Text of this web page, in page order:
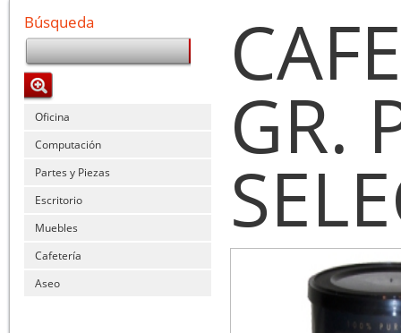
Búsqueda
Oficina
Computación
Partes y Piezas
Escritorio
Muebles
Cafetería
Aseo
GR.